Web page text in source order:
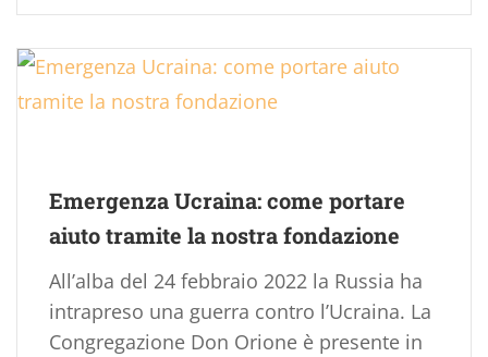
Emergenza Ucraina: come portare
aiuto tramite la nostra fondazione
All’alba del 24 febbraio 2022 la Russia ha
intrapreso una guerra contro l’Ucraina. La
Congregazione Don Orione è presente in